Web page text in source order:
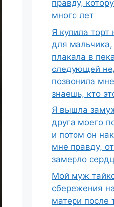
правду,
много лет
Я купила
для
плакала в
следующей
позвонила
знаешь, кто
Я вышла
друга моего
и потом он
мне правду,
замерло
Мой муж
сбережения
матери после